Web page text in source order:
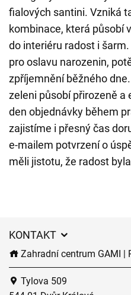
fialových santini. Vzniká
kombinace, která působí
do interiéru radost i
pro oslavu narozenin,
zpříjemnění běžného
zeleni působí přirozeně a
den objednávky během
zajistíme i přesný čas
e-mailem potvrzení o
měli jistotu, že radost
KONTAKT
Zahradní centrum GAMI |
Tylova 509